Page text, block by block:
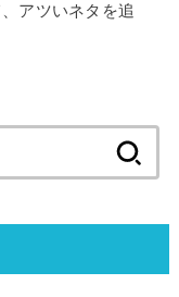
アツいネタを追